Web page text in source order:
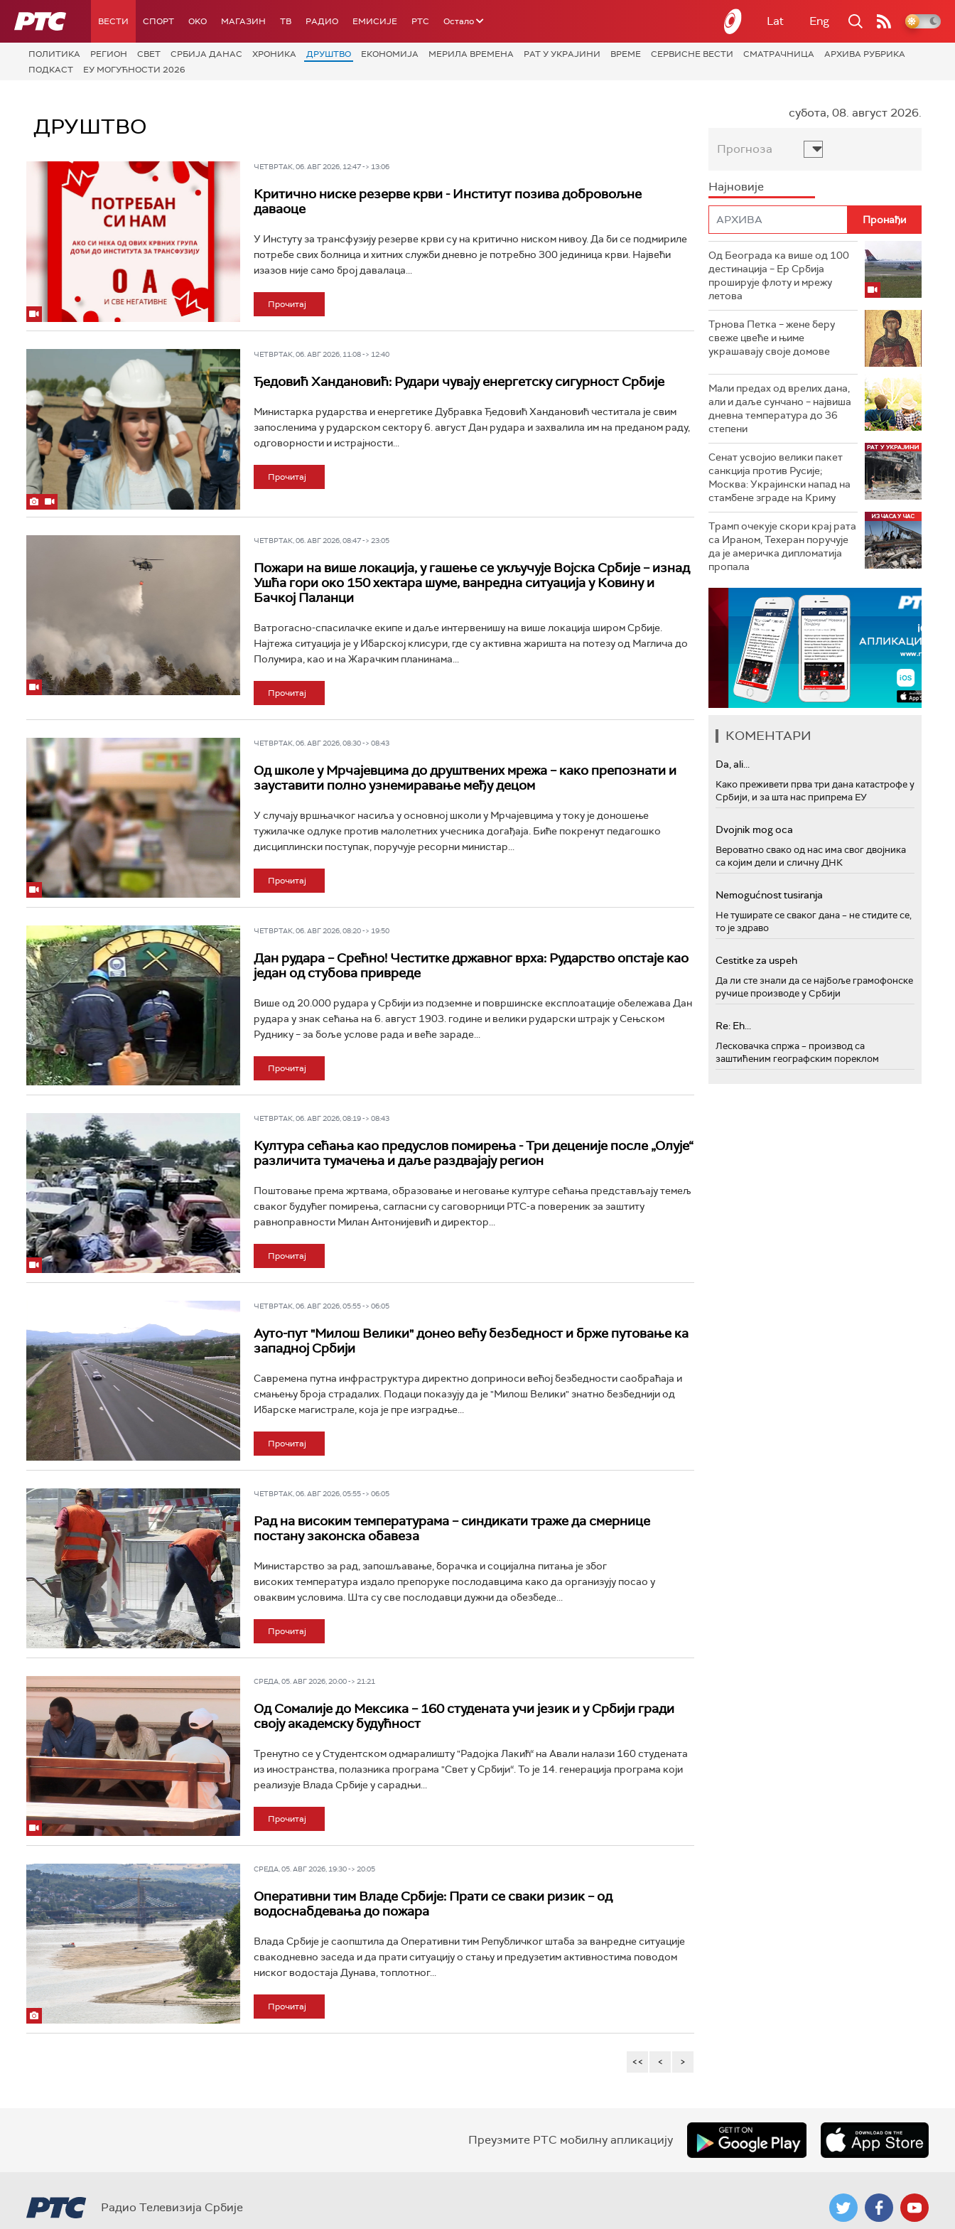
РТС ВЕСТИ СПОРТ OKO МАГАЗИН ТВ РАДИО ЕМИСИЈЕ РТС Остало Lat Eng
ПОЛИТИКА РЕГИОН СВЕТ СРБИЈА ДАНАС ХРОНИКА ДРУШТВО ЕКОНОМИЈА МЕРИЛА ВРЕМЕНА РАТ У УКРАЈИНИ ВРЕМЕ СЕРВИСНЕ ВЕСТИ СМАТРАЧНИЦА
АРХИВА РУБРИКА
ПОДКАСТ
ЕУ МОГУЋНОСТИ 2026
ДРУШТВО
ЧЕТВРТАК, 06. АВГ 2026, 12:47 -> 13:06
Критично ниске резерве крви - Институт позива добровољне
даваоце
У Инстуту за трансфузију резерве крви су на критично ниском нивоу. Да би се подмириле
потребе свих болница и хитних служби дневно је потребно 300 јединица крви. Највећи
изазов није само број давалаца...
Прочитај
ЧЕТВРТАК, 06. АВГ 2026, 11:08 -> 12:40
Ђедовић Хандановић: Рудари чувају енергетску сигурност Србије
Министарка рударства и енергетике Дубравка Ђедовић Хандановић честитала је свим
запосленима у рударском сектору 6. август Дан рудара и захвалила им на преданом раду,
одговорности и истрајности...
Прочитај
ЧЕТВРТАК, 06. АВГ 2026, 08:47 -> 23:05
Пожари на више локација, у гашење се укључује Војска Србије – изнад
Ушћа гори око 150 хектара шуме, ванредна ситуација у Ковину и
Бачкој Паланци
Ватрогасно-спасилачке екипе и даље интервенишу на више локација широм Србије.
Најтежа ситуација је у Ибарској клисури, где су активна жаришта на потезу од Маглича до
Полумира, као и на Жарачким планинама...
Прочитај
ЧЕТВРТАК, 06. АВГ 2026, 08:30 -> 08:43
Од школе у Мрчајевцима до друштвених мрежа – како препознати и
зауставити полно узнемиравање међу децом
У случају вршњачког насиља у основној школи у Мрчајевцима у току је доношење
тужилачке одлуке против малолетних учесника догађаја. Биће покренут педагошко
дисциплински поступак, поручује ресорни министар...
Прочитај
ЧЕТВРТАК, 06. АВГ 2026, 08:20 -> 19:50
Дан рудара – Срећно! Честитке државног врха: Рударство опстаје као
један од стубова привреде
Више од 20.000 рудара у Србији из подземне и површинске експлоатације обележава Дан
рудара у знак сећања на 6. август 1903. године и велики рударски штрајк у Сењском
Руднику – за боље услове рада и веће зараде...
Прочитај
ЧЕТВРТАК, 06. АВГ 2026, 08:19 -> 08:43
Култура сећања као предуслов помирења ­- Три деценије после „Олује“
различита тумачења и даље раздвајају регион
Поштовање према жртвама, образовање и неговање културе сећања представљају темељ
сваког будућег помирења, сагласни су саговорници РТС-а повереник за заштиту
равноправности Милан Антонијевић и директор...
Прочитај
ЧЕТВРТАК, 06. АВГ 2026, 05:55 -> 06:05
Ауто-пут "Милош Велики" донео већу безбедност и брже путовање ка
западној Србији
Савремена путна инфраструктура директно доприноси већој безбедности саобраћаја и
смањењу броја страдалих. Подаци показују да је "Милош Велики" знатно безбеднији од
Ибарске магистрале, која је пре изградње...
Прочитај
ЧЕТВРТАК, 06. АВГ 2026, 05:55 -> 06:05
Рад на високим температурама – синдикати траже да смернице
постану законска обавеза
Министарство за рад, запошљавање, борачка и социјална питања је због
високих температура издало препоруке послодавцима како да организују посао у
оваквим условима. Шта су све послодавци дужни да обезбеде...
Прочитај
СРЕДА, 05. АВГ 2026, 20:00 -> 21:21
Од Сомалије до Мексика – 160 студената учи језик и у Србији гради
своју академску будућност
Тренутно се у Студентском одмаралишту "Радојка Лакић“ на Авали налази 160 студената
из иностранства, полазника програма "Свет у Србији“. То је 14. генерација програма који
реализује Влада Србије у сарадњи...
Прочитај
СРЕДА, 05. АВГ 2026, 19:30 -> 20:05
Оперативни тим Владе Србије: Прати се сваки ризик – од
водоснабдевања до пожара
Влада Србије је саопштила да Оперативни тим Републичког штаба за ванредне ситуације
свакодневно заседа и да прати ситуацију о стању и предузетим активностима поводом
ниског водостаја Дунава, топлотног...
Прочитај
<< < >
субота, 08. август 2026.
Прогноза
Најновије
Од Београда ка више од 100
дестинација – Ер Србија
проширује флоту и мрежу
летова
Трнова Петка – жене беру
свеже цвеће и њиме
украшавају своје домове
Мали предах од врелих дана,
али и даље сунчано – највиша
дневна температура до 36
степени
Сенат усвојио велики пакет
санкција против Русије;
Москва: Украјински напад на
стамбене зграде на Криму
Трамп очекује скори крај рата
са Ираном, Техеран поручује
да је америчка дипломатија
пропала
КОМЕНТАРИ
Da, ali...
Како преживети прва три дана катастрофе у
Србији, и за шта нас припрема ЕУ
Dvojnik mog oca
Вероватно свако од нас има свог двојника
са којим дели и сличну ДНК
Nemogućnost tusiranja
Не туширате се сваког дана – не стидите се,
то је здраво
Cestitke za uspeh
Да ли сте знали да се најбоље грамофонске
ручице производе у Србији
Re: Eh...
Лесковачка спржа – производ са
заштићеним географским пореклом
Преузмите РТС мобилну апликацију
Радио Телевизија Србије